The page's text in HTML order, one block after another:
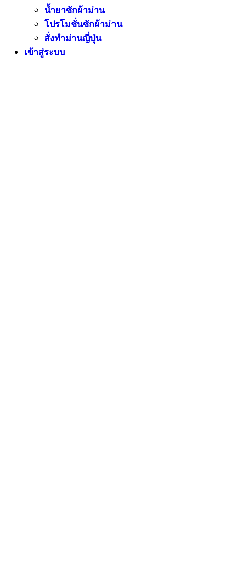
น้ำยาซักผ้าม่าน
โปรโมชั่นซักผ้าม่าน
สั่งทำม่านญี่ปุ่น
เข้าสู่ระบบ